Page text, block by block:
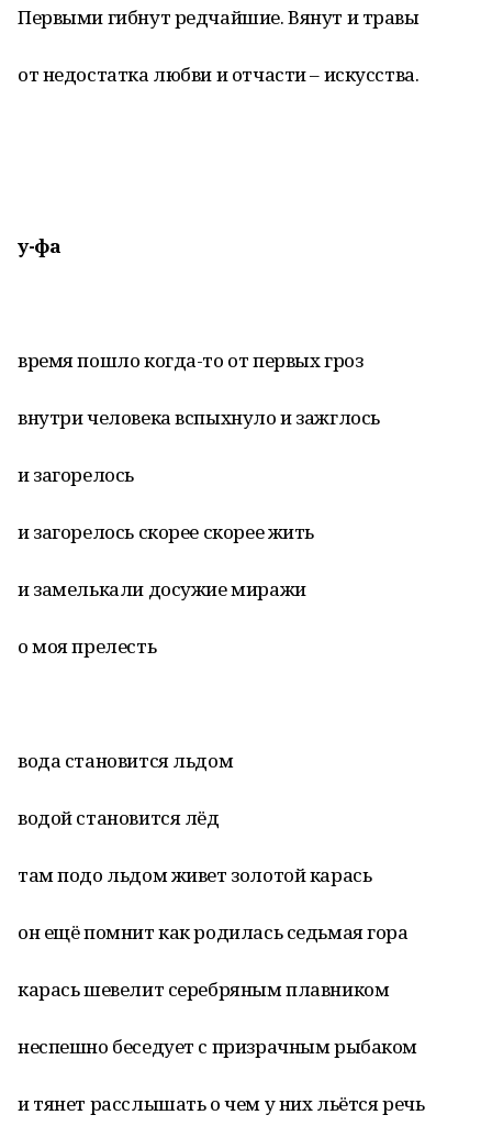
Первыми гибнут редчайшие. Вянут и травы
от недостатка любви и отчасти – искусства.
у-фа
время пошло когда-то от первых гроз
внутри человека вспыхнуло и зажглось
и загорелось
и загорелось скорее скорее жить
и замелькали досужие миражи
о моя прелесть
вода становится льдом
водой становится лёд
там подо льдом живет золотой карась
он ещё помнит как родилась седьмая гора
карась шевелит серебряным плавником
неспешно беседует с призрачным рыбаком
и тянет расслышать о чем у них льётся речь